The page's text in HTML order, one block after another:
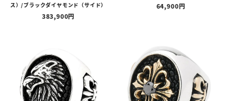
ス）/ブラックダイヤモンド（サイド）
383,900
64,900